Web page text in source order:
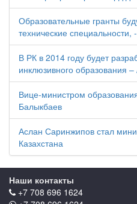
Образовательные гранты
технические
В РК в 2014 году будет
инклюзивного образования
Вице-министром
Балыкбаев
Аслан Саринжипов стал
Казахстана
Наши контакты
+7 708 696 1624